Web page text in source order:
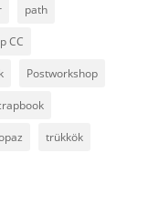
path
CC
Postworkshop
trükkök